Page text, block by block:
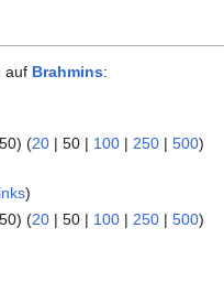
auf Brahmins:
) (20 | 50 | 100 | 250 | 500)
)
) (20 | 50 | 100 | 250 | 500)